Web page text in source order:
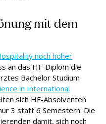
mit dem
noch höher
an das HF-Diplom die
Bachelor Studium
in International
sich HF-Absolventen
3 statt 6 Semestern. Die
damit, sich noch